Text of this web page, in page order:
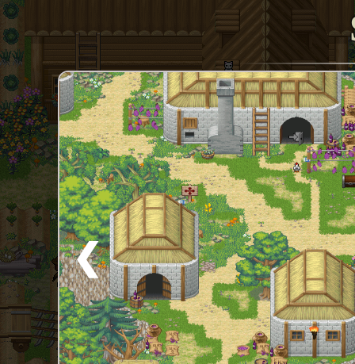
Salvon
11. Bettie Page
12. Gacheusz
13. Charlie Foxtrot
14. Violet
15. Damator
16. AngelYoung
❮